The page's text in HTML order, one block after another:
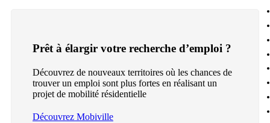
Prêt à élargir votre recherche d’emploi ?
Découvrez de nouveaux territoires où les chances de
trouver un emploi sont plus fortes en réalisant un
projet de mobilité résidentielle
Découvrez Mobiville